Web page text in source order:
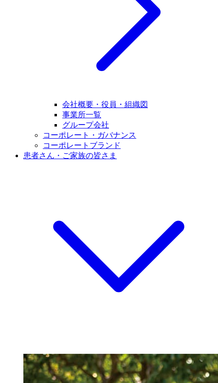
会社概要・役員・組織図
事業所一覧
グループ会社
コーポレート・ガバナンス
コーポレートブランド
患者さん・ご家族の皆さま